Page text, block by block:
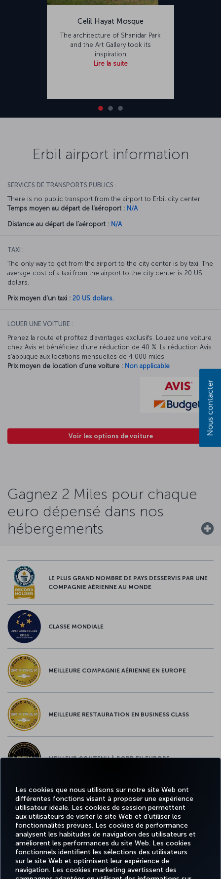
Les cookies que nous utilisons sur notre site Web ont
différentes fonctions visant à proposer une expérience
utilisateur idéale. Les cookies de session permettent
aux utilisateurs de visiter le site Web et d'utiliser les
fonctionnalités prévues. Les cookies de performance
analysent les habitudes de navigation des utilisateurs et
améliorent les performances du site Web. Les cookies
fonctionnels identifient les sélections des utilisateurs
sur le site Web et optimisent leur expérience de
navigation. Les cookies marketing avertissent des
Celil Hayat Mosque
The architecture of Shanidar Park
and the Art Gallery took its
inspiration
Lire la suite
Erbil airport information
SERVICES DE TRANSPORTS PUBLICS :
There is no public transport from the airport to Erbil city center.
Temps moyen au départ de l'aéroport : N/A
Distance au départ de l'aéroport : N/A
TAXI :
The only way to get from the airport to the city center is by taxi. The
average cost of a taxi from the airport to the city center is 20 US
dollars.
Prix moyen d'un taxi : 20 US dollars.
LOUER UNE VOITURE :
Prenez la route et profitez d’avantages exclusifs. Louez une voiture
chez Avis et bénéficiez d’une réduction de 40 %. La réduction Avis
s’applique aux locations mensuelles de 4 000 miles.
Prix moyen de location d'une voiture : Non applicable
Voir les options de voiture
Gagnez 2 Miles pour chaque
euro dépensé dans nos
hébergements
LE PLUS GRAND NOMBRE DE PAYS DESSERVIS PAR UNE
COMPAGNIE AÉRIENNE AU MONDE
CLASSE MONDIALE
MEILLEURE COMPAGNIE AÉRIENNE EN EUROPE
MEILLEURE RESTAURATION EN BUSINESS CLASS
MEILLEUR CONTENU À BORD EN EUROPE
MEILLEUR WI-FI EN EUROPE
Facebook
TwitterInstagram
YouTubeLinkedIn
TiktokBlogPinterest
Nous contacter